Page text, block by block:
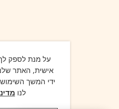
על מנת לספק
אישית, האתר
ידי המשך
לנו